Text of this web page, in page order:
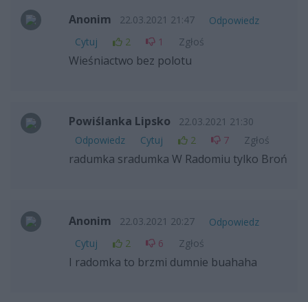
Anonim 22.03.2021 21:47
Odpowiedz
Cytuj
2 1 Zgłoś
Wieśniactwo bez polotu
Powiślanka Lipsko
22.03.2021 21:30
Odpowiedz
Cytuj 2 7 Zgłoś
radumka sradumka W Radomiu tylko Broń
Anonim 22.03.2021 20:27
Odpowiedz
Cytuj
2 6 Zgłoś
I radomka to brzmi dumnie buahaha